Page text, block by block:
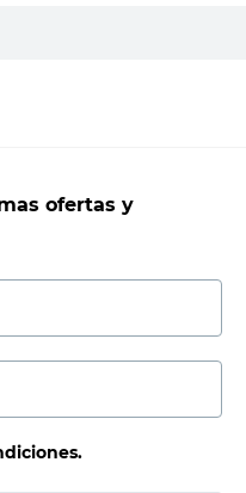
ofertas y